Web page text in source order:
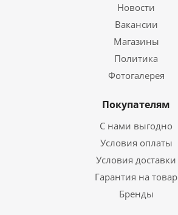
Новости
Вакансии
Магазины
Политика
Фотогалерея
Покупателям
С нами выгодно
Условия оплаты
Условия доставки
Гарантия на товар
Бренды